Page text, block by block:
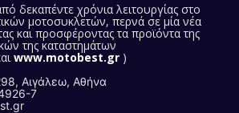
δεκαπέντε χρόνια λειτουργίας στο
μοτοσυκλετών, περνά σε μία νέα
και προσφέροντας τα προϊόντα της
της καταστημάτων
www.motobest.gr )
Αιγάλεω, Αθήνα
7